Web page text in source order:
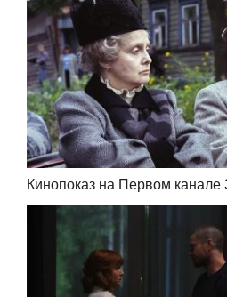
Кинопоказ на Первом